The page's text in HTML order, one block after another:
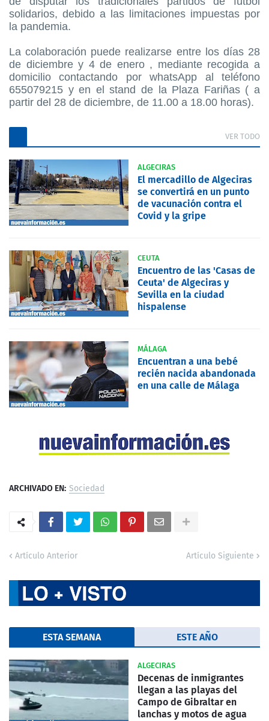
solidarios, debido a las limitaciones impuestas por
la pandemia.
La colaboración puede realizarse entre los días 28
de diciembre y 4 de enero , mediante recogida a
domicilio contactando por whatsApp al teléfono
655079215 y en el stand de la Plaza Fariñas ( a
partir del 28 de diciembre, de 11.00 a 18.00 horas).
VER TODO
ALGECIRAS
El mercadillo de Algeciras
se convertirá en un punto
de vacunación contra el
Covid y la gripe
CEUTA
Encuentro de las 'Casas de
Ceuta' de Algeciras y
Sevilla en la ciudad
hispalense
MÁLAGA
Encuentran a una bebé
recién nacida abandonada
en una calle de Málaga
ARCHIVADO EN: Sociedad
Artículo Anterior Artículo Siguiente
ESTA SEMANA ESTE AÑO
ALGECIRAS
Decenas de inmigrantes
llegan a las playas del
Campo de Gibraltar en
lanchas y motos de agua